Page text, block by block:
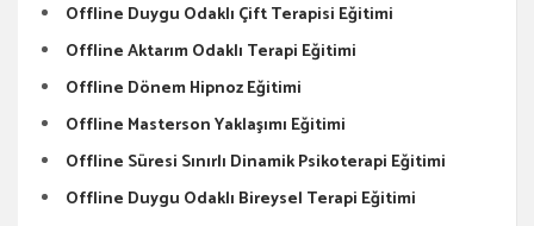
Offline Duygu Odaklı Çift Terapisi Eğitimi
Offline Aktarım Odaklı Terapi Eğitimi
Offline Dönem Hipnoz Eğitimi
Offline Masterson Yaklaşımı Eğitimi
Offline Süresi Sınırlı Dinamik Psikoterapi Eğitimi
Offline Duygu Odaklı Bireysel Terapi Eğitimi